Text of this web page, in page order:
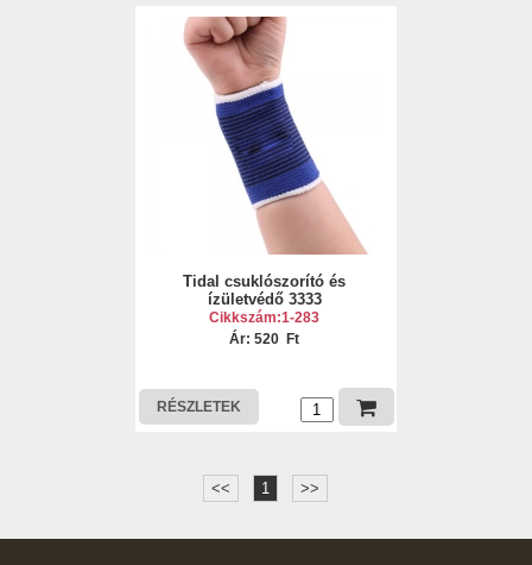
Tidal csuklószorító és
ízületvédő 3333
Cikkszám:1-283
Ár: 520 Ft
RÉSZLETEK
<< 1 >>